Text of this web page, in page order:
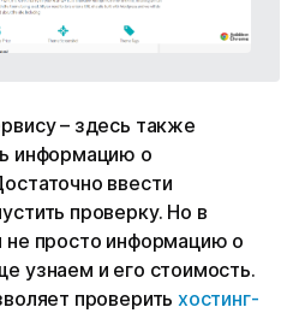
– здесь также
информацию о
ввести
проверку. Но в
не просто информацию о
узнаем и его стоимость.
проверить хостинг-